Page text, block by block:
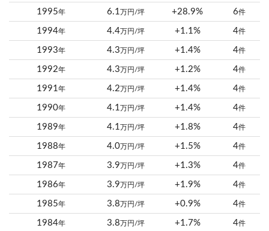
1995年 6.1 万円/坪 +28.9% 6件
1994年 4.4万円/坪 +1.1% 4件
1993年 4.3 万円/坪 +1.4% 4件
1992年 4.3 万円/坪 +1.2% 4件
1991年 4.2 万円/坪 +1.4% 4件
1990年 4.1 万円/坪 +1.4% 4件
1989年 4.1 万円/坪 +1.8% 4件
1988年 4.0万円/坪 +1.5% 4件
1987年 3.9 万円/坪 +1.3% 4件
1986年 3.9 万円/坪 +1.9% 4件
1985年 3.8 万円/坪 +0.9% 4件
1984年 3.8 万円/坪 +1.7% 4件